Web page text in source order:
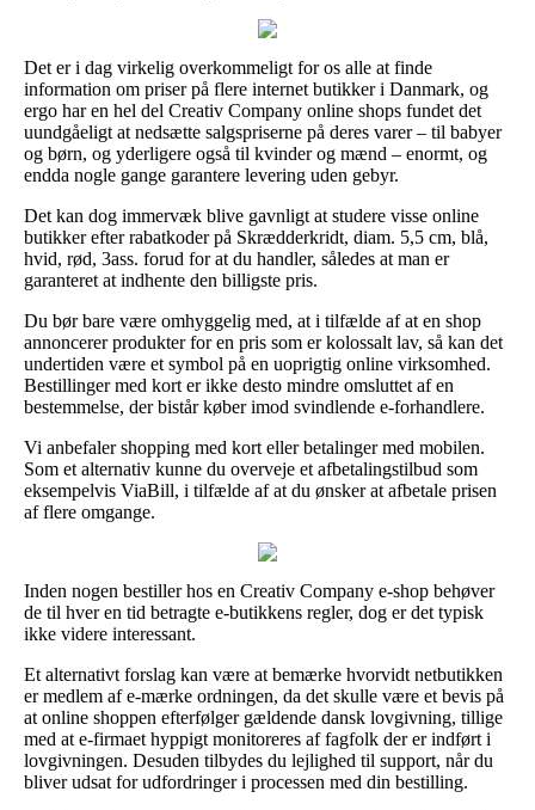
Det er i dag virkelig overkommeligt for os alle at finde
information om priser på flere internet butikker i Danmark, og
ergo har en hel del Creativ Company online shops fundet det
uundgåeligt at nedsætte salgspriserne på deres varer – til babyer
og børn, og yderligere også til kvinder og mænd – enormt, og
endda nogle gange garantere levering uden gebyr.
Det kan dog immervæk blive gavnligt at studere visse online
butikker efter rabatkoder på Skrædderkridt, diam. 5,5 cm, blå,
hvid, rød, 3ass. forud for at du handler, således at man er
garanteret at indhente den billigste pris.
Du bør bare være omhyggelig med, at i tilfælde af at en shop
annoncerer produkter for en pris som er kolossalt lav, så kan det
undertiden være et symbol på en uoprigtig online virksomhed.
Bestillinger med kort er ikke desto mindre omsluttet af en
bestemmelse, der bistår køber imod svindlende e-forhandlere.
Vi anbefaler shopping med kort eller betalinger med mobilen.
Som et alternativ kunne du overveje et afbetalingstilbud som
eksempelvis ViaBill, i tilfælde af at du ønsker at afbetale prisen
af flere omgange.
Inden nogen bestiller hos en Creativ Company e-shop behøver
de til hver en tid betragte e-butikkens regler, dog er det typisk
ikke videre interessant.
Et alternativt forslag kan være at bemærke hvorvidt netbutikken
er medlem af e-mærke ordningen, da det skulle være et bevis på
at online shoppen efterfølger gældende dansk lovgivning, tillige
med at e-firmaet hyppigt monitoreres af fagfolk der er indført i
lovgivningen. Desuden tilbydes du lejlighed til support, når du
bliver udsat for udfordringer i processen med din bestilling.